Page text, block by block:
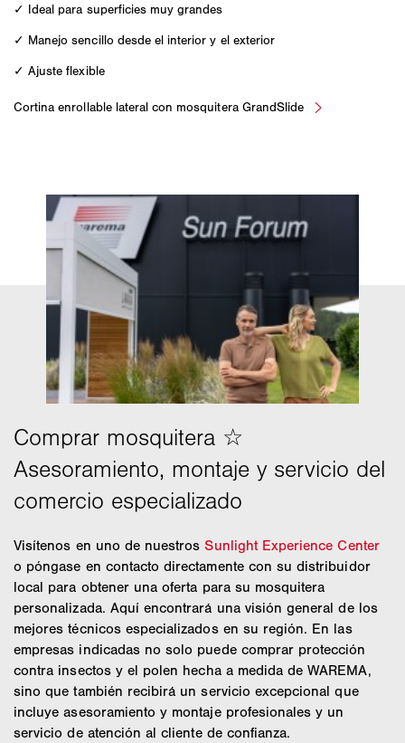
✓ Ideal para superficies muy grandes
✓ Manejo sencillo desde el interior y el exterior
✓ Ajuste flexible
Visítenos en uno de nuestrosSunlight Experience Center
o póngase en contacto directamente con su distribuidor
local para obtener una oferta para su mosquitera
personalizada. Aquí encontrará una visión general de los
mejores técnicos especializados en su región. En las
empresas indicadas no solo puede comprar protección
contra insectos y el polen hecha a medida de WAREMA,
sino que también recibirá un servicio excepcional que
incluye asesoramiento y montaje profesionales y un
servicio de atención al cliente de confianza.